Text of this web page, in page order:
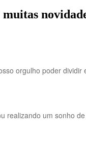
orgulho poder
realizando um sonho